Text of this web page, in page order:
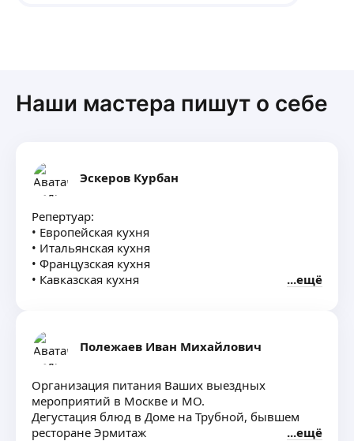
Наши мастера пишут о себе
Эскеров Курбан
Репертуар:
• Европейская кухня
• Итальянская кухня
• Французская кухня
• Кавказская кухня
ещё
Полежаев Иван Михайлович
Организация питания Ваших выездных
мероприятий в Москве и МО.
Дегустация блюд в Доме на Трубной, бывшем
ресторане Эрмитаж
ещё